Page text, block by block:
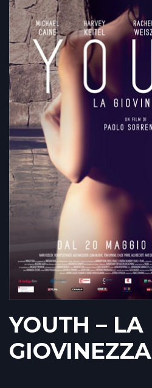
YOUTH – LA
GIOVINEZZA